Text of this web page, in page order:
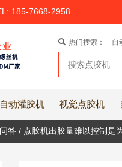
185-7668-2958
热门搜索： 自
自动灌胶机 视觉点胶机
答/ 点胶机出胶量难以控制是